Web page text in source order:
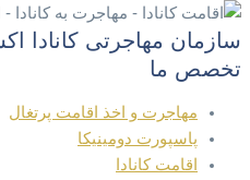
سازمان مهاجرتی کانادا
تخصص ما
مهاجرت و اخذ اقامت پرتغال
پاسپورت دومینیکا
اقامت کانادا